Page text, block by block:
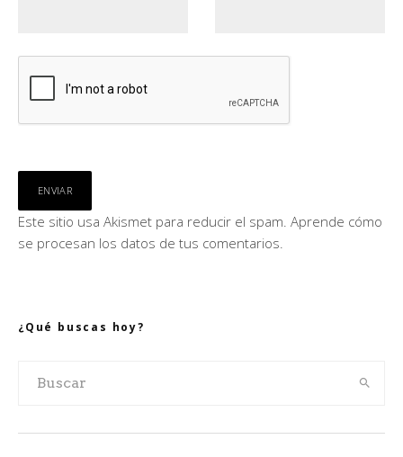
Este sitio usa Akismet para reducir el spam. Aprende cómo
se procesan los datos de tus comentarios.
¿Qué buscas hoy?